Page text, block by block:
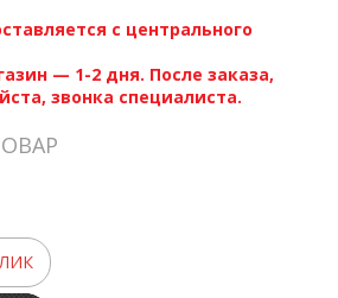
с центрального
— 1-2 дня. После заказа,
звонка специалиста.